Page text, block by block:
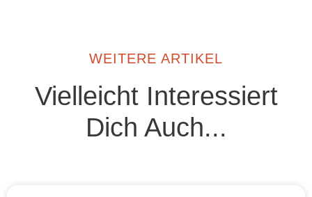
WEITERE ARTIKEL
Vielleicht Interessiert
Dich Auch...